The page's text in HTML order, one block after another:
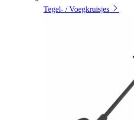
Tegel- / Voegkruisjes